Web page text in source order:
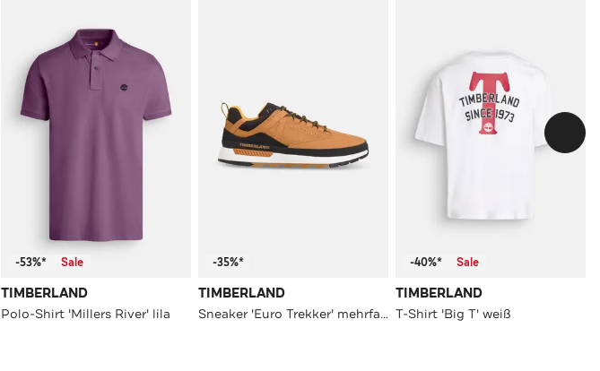
-53%* Sale
TIMBERLAND
Polo-Shirt 'Millers River' lila
-35%*
TIMBERLAND
Sneaker 'Euro Trekker' mehrfarbig
-40%* Sale
TIMBERLAND
T-Shirt 'Big T' weiß